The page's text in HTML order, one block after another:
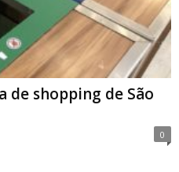
de shopping de São
0